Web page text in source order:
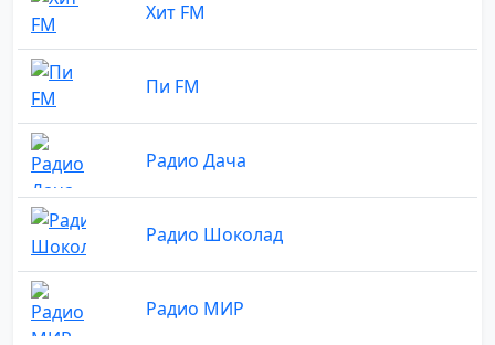
Хит FM
Пи FM
Радио Дача
Радио Шоколад
Радио МИР